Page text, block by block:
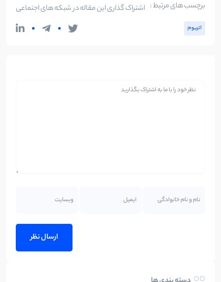
برچسب های مرتبط :
اتریوم
اشتراک گذاری این مقاله در شبکه های اجتماعی